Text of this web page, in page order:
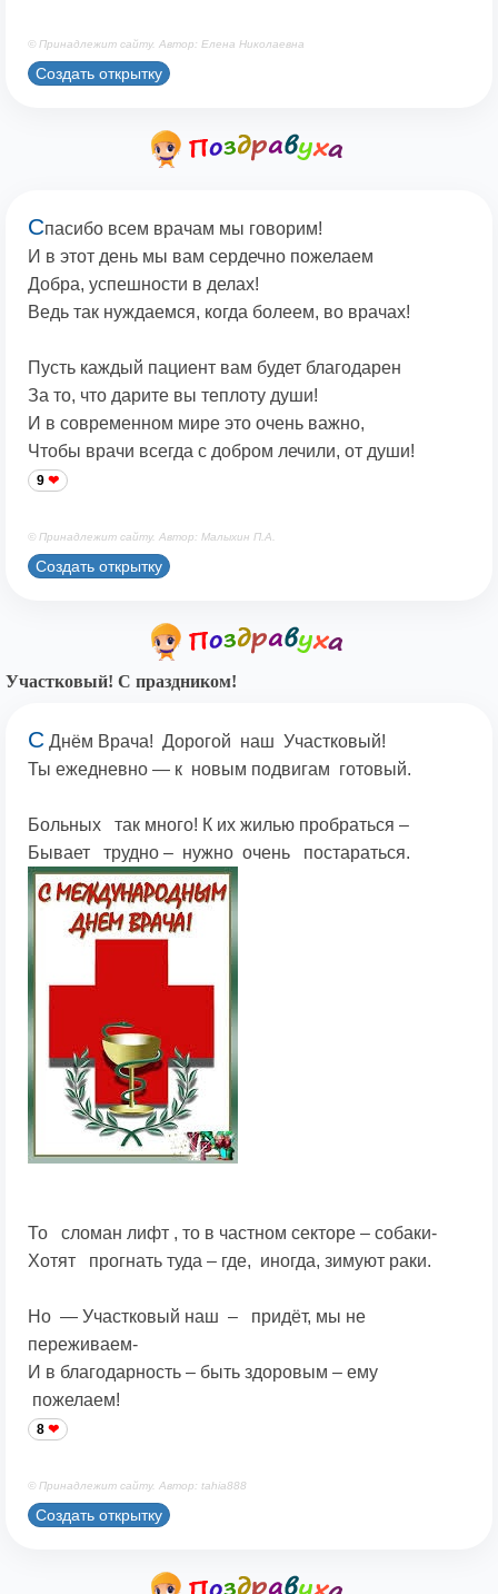
© Принадлежит сайту. Автор: Елена Николаевна
Создать открытку
Спасибо всем врачам мы говорим!
И в этот день мы вам сердечно пожелаем
Добра, успешности в делах!
Ведь так нуждаемся, когда болеем, во врачах!
Пусть каждый пациент вам будет благодарен
За то, что дарите вы теплоту души!
И в современном мире это очень важно,
Чтобы врачи всегда с добром лечили, от души!
9
© Принадлежит сайту. Автор: Малыхин П.А.
Создать открытку
Участковый! С праздником!
С Днём Врача! Дорогой наш Участковый!
Ты ежедневно — к новым подвигам готовый.
Больных так много! К их жилью пробраться –
Бывает трудно – нужно очень постараться.
То сломан лифт , то в частном секторе – собаки-
Хотят прогнать туда – где, иногда, зимуют раки.
Но — Участковый наш – придёт, мы не
переживаем-
И в благодарность – быть здоровым – ему
пожелаем!
8
© Принадлежит сайту. Автор: tahia888
Создать открытку